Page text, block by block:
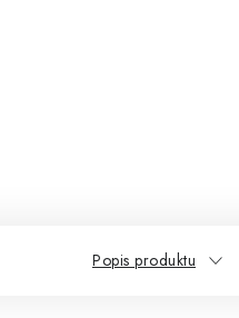
Popis produktu